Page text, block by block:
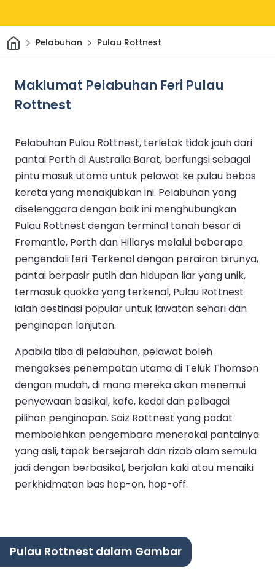
Rumah
Pelabuhan Pulau Rottnest
Maklumat Pelabuhan Feri Pulau
Rottnest
Pelabuhan Pulau Rottnest, terletak tidak jauh dari
pantai Perth di Australia Barat, berfungsi sebagai
pintu masuk utama untuk pelawat ke pulau bebas
kereta yang menakjubkan ini. Pelabuhan yang
diselenggara dengan baik ini menghubungkan
Pulau Rottnest dengan terminal tanah besar di
Fremantle, Perth dan Hillarys melalui beberapa
pengendali feri. Terkenal dengan perairan birunya,
pantai berpasir putih dan hidupan liar yang unik,
termasuk quokka yang terkenal, Pulau Rottnest
ialah destinasi popular untuk lawatan sehari dan
penginapan lanjutan.
Apabila tiba di pelabuhan, pelawat boleh
mengakses penempatan utama di Teluk Thomson
dengan mudah, di mana mereka akan menemui
penyewaan basikal, kafe, kedai dan pelbagai
pilihan penginapan. Saiz Rottnest yang padat
membolehkan pengembara menerokai pantainya
yang asli, tapak bersejarah dan rizab alam semula
jadi dengan berbasikal, berjalan kaki atau menaiki
perkhidmatan bas hop-on, hop-off.
Pulau Rottnest dalam Gambar